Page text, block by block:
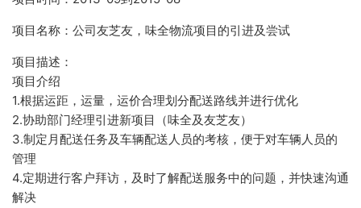
项目名称：公司友芝友，味全物流项目的引进及尝试
项目描述：
项目介绍
1.根据运距，运量，运价合理划分配送路线并进行优化
2.协助部门经理引进新项目（味全及友芝友）
3.制定月配送任务及车辆配送人员的考核，便于对车辆人员的
管理
4.定期进行客户拜访，及时了解配送服务中的问题，并快速沟通
解决